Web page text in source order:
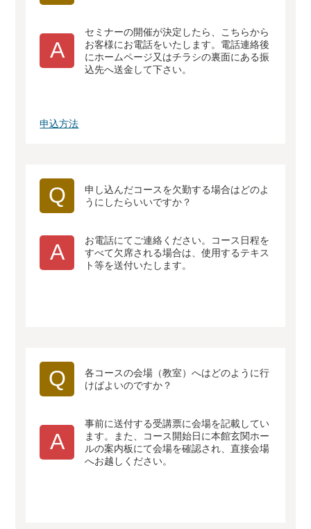
A
セミナーの開催が決定したら、こちらから
お客様にお電話をいたします。電話連絡後
にホームページ又はチラシの裏面にある振
込先へ送金して下さい。
申込方法
Q
申し込んだコースを欠勤する場合はどのよ
うにしたらいいですか？
A
お電話にてご連絡ください。コース日程を
すべて欠席される場合は、使用するテキス
ト等を送付いたします。
Q
各コースの会場（教室）へはどのように行
けばよいのですか？
A
事前に送付する受講票に会場を記載してい
ます。また、コース開始日に本館玄関ホー
ルの案内板にて会場を確認され、直接会場
へお越しください。